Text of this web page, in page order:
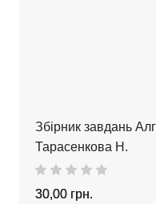
Збірник завдань
Тарасенкова Н.
30,00 грн.